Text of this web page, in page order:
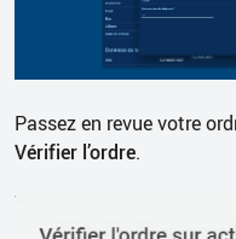
Passez en revue votre
Vérifier l’ordre.